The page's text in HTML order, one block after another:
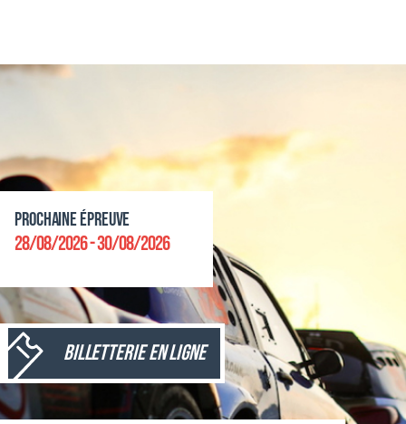
Prochaine épreuve
28/08/2026 - 30/08/2026
Billetterie en ligne